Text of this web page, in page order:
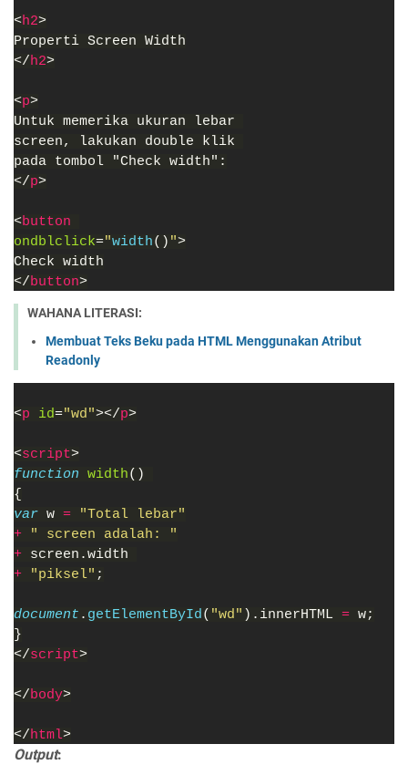
<h2>
Properti Screen Width
</h2>
<p>
Untuk memerika ukuran lebar
screen, lakukan double klik
pada tombol "Check width":
</p>
<button
ondblclick="width() ">
Check width
</button>
WAHANA LITERASI:
Membuat Teks Beku pada HTML Menggunakan Atribut
Readonly
<p id="wd"></p>
<script>
function width()
{
var w =
"Total lebar"
+
" screen adalah: "
+ screen.width
+
"piksel" ;
document . getElementById ( "wd" ).innerHTML = w;
}
</script>
</body>
</html>
Output: